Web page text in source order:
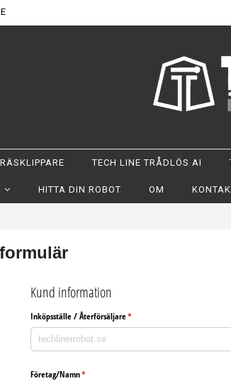
TECH LINE TRÅDLÖS AI
HITTA DIN ROBOT OM